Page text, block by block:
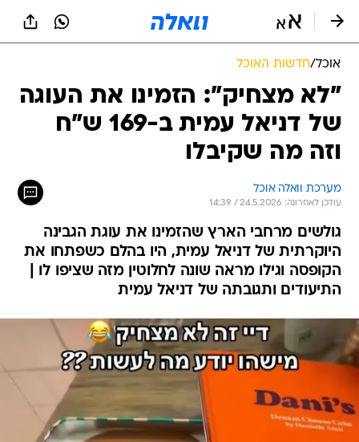
אוכל/חדשות האוכל
"לא מצחיק": הזמינו את העוגה
של דניאל עמית ב-169 ש"ח
וזה מה שקיבלו
מערכת וואלה אוכל
עודכן לאחרונה: 24.5.2026 / 14:39
גולשים מרחבי הארץ שהזמינו את עוגת הגבינה
היוקרתית של דניאל עמית, היו בהלם כשפתחו את
הקופסה וגילו מראה שונה לחלוטין מזה שציפו לו |
התיעודים ותגובתה של דניאל עמית